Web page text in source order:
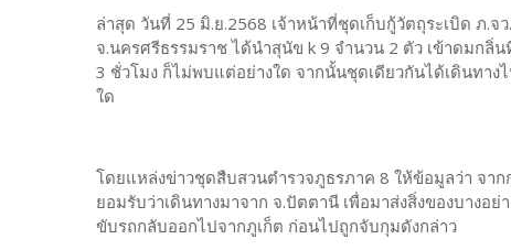
ล่าสุด วันที่ 25 มิ.ย.2568 เจ้าหน้าที่ชุดเก็บกู้วัตถุระเบิด ภ.จ
จ.นครศรีธรรมราช ได้นำสุนัข k 9 จำนวน 2 ตัว เข้าดมก
3 ชั่วโมง ก็ไม่พบแต่อย่างใด จากนั้นชุดเดียวกันได้เดินทา
ใด
โดยแหล่งข่าวชุดสืบสวนตำรวจภูธรภาค 8 ให้ข้อมูลว่า จา
ยอมรับว่าเดินทางมาจาก จ.ปัตตานี เพื่อมาส่งสิ่งของบางอ
ขับรถกลับออกไปจากภูเก็ต ก่อนไปถูกจับกุมดังกล่าว